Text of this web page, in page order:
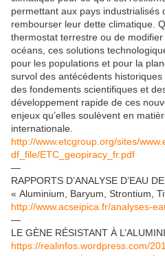
permettant aux pays industrialisés
rembourser leur dette climatique.
thermostat terrestre ou de modifier
océans, ces solutions
pour les populations et pour la
survol des antécédents
des fondements scientifiques et
développement rapide de ces
enjeux qu’elles soulèvent en
internationale.
http://www.etcgroup.org/sites/
df_file/ETC_geopiracy_fr.pdf
—
RAPPORTS D’ANALYSE D’EAU
« Aluminium, Baryum, Strontium,
http://www.acseipica.fr/analyses-
—
LE GÈNE RÉSISTANT À
https://realinfos.wordpress.com/